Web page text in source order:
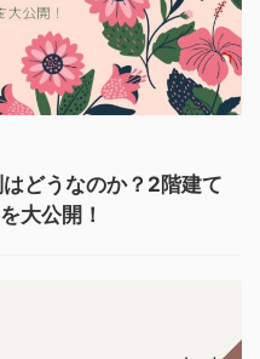
どうなのか？2階建て
大公開！